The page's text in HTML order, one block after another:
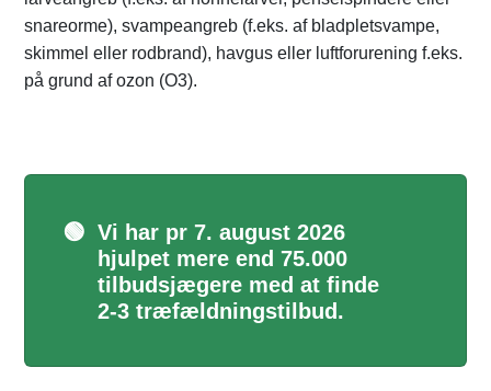
snareorme), svampeangreb (f.eks. af bladpletsvampe,
skimmel eller rodbrand), havgus eller luftforurening f.eks.
på grund af ozon (O3).
🟢 Vi har pr 7. august 2026
hjulpet mere end 75.000
tilbudsjægere med at finde
2-3 træfældningstilbud.